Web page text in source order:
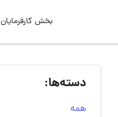
بخش کارفرمایان
دسته‌ها:
همه